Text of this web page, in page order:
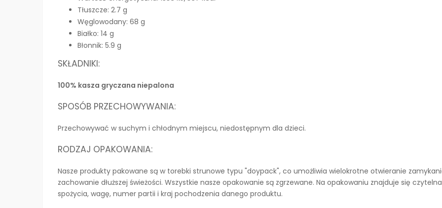
Tłuszcze: 2.7 g
Węglowodany: 68 g
Białko: 14 g
Błonnik: 5.9 g
SKŁADNIKI:
100% kasza gryczana niepalona
SPOSÓB PRZECHOWYWANIA:
Przechowywać w suchym i chłodnym miejscu, niedostępnym dla dzieci.
RODZAJ OPAKOWANIA:
Nasze produkty pakowane są w torebki strunowe typu "doypack", co umożliwia wielokrotne otwieranie
zachowanie dłuższej świeżości. Wszystkie nasze opakowanie są zgrzewane. Na opakowaniu znajduje się
spożycia, wagę, numer partii i kraj pochodzenia danego produktu.